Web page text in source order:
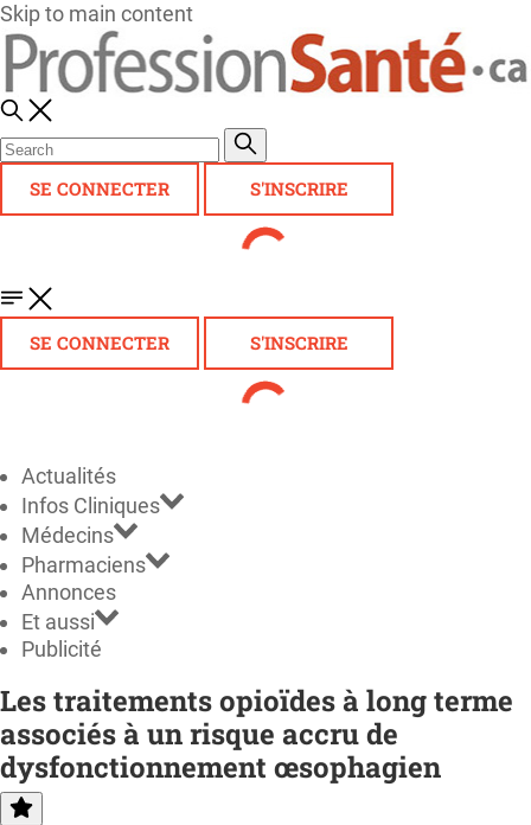
Skip to main content
SE CONNECTER S'INSCRIRE
SE CONNECTER S'INSCRIRE
Actualités
Infos Cliniques
Médecins
Pharmaciens
Annonces
Et aussi
Publicité
Les traitements opioïdes à long terme
associés à un risque accru de
dysfonctionnement œsophagien